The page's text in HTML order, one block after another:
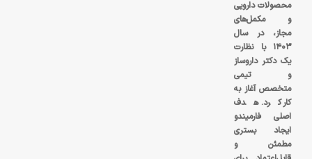
محصولات دارویی
و مکمل‌های
مجاز، در سال
۱۴۰۳ با نظارت
یک دکتر داروساز
و تیمی
متخصص آغاز به
کار کرد. هدف
اصلی فارمیندو
ایجاد بستری
مطمئن و